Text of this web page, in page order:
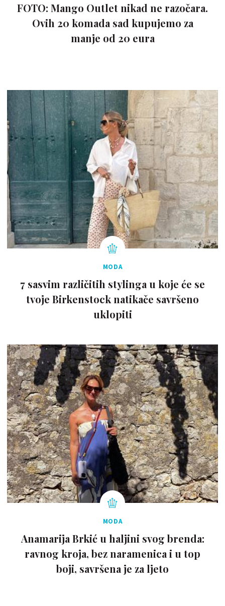
FOTO: Mango Outlet nikad ne razočara.
Ovih 20 komada sad kupujemo za
manje od 20 eura
MODA
7 sasvim različitih stylinga u koje će se
tvoje Birkenstock natikače savršeno
uklopiti
MODA
Anamarija Brkić u haljini svog brenda:
ravnog kroja, bez naramenica i u top
boji, savršena je za ljeto